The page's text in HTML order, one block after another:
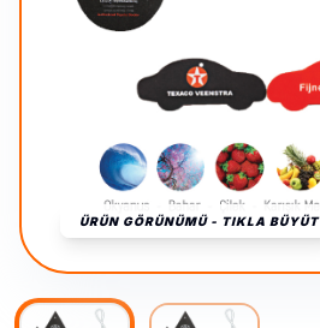
ÜRÜN GÖRÜNÜMÜ - TIKLA BÜYÜT